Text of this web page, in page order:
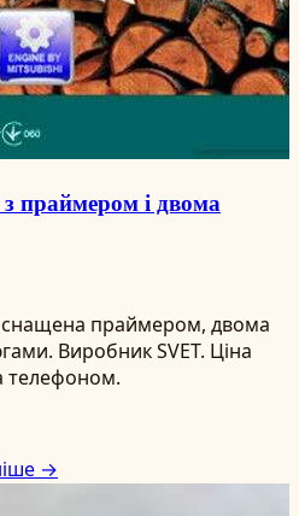
праймером і двома
праймером, двома
Виробник SVET. Ціна
телефоном.
→